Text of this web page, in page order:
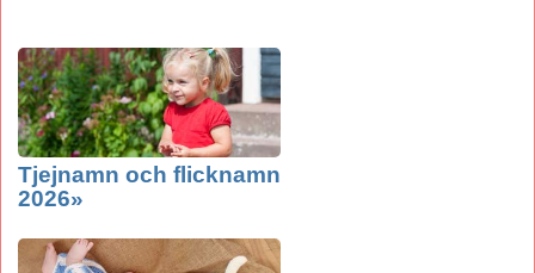
Tjejnamn och flicknamn
2026»